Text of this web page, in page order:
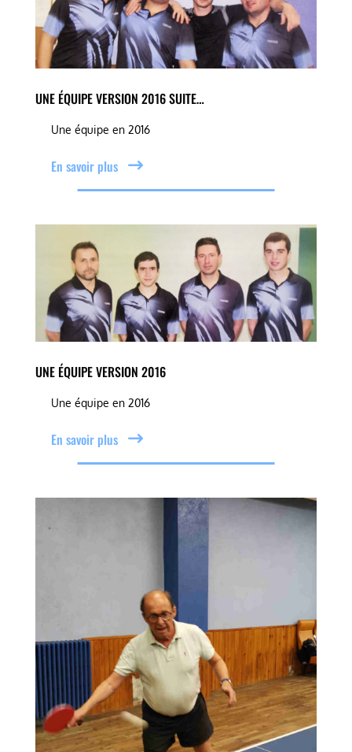
UNE ÉQUIPE VERSION 2016 SUITE…
Une équipe en 2016
En savoir plus
UNE ÉQUIPE VERSION 2016
Une équipe en 2016
En savoir plus